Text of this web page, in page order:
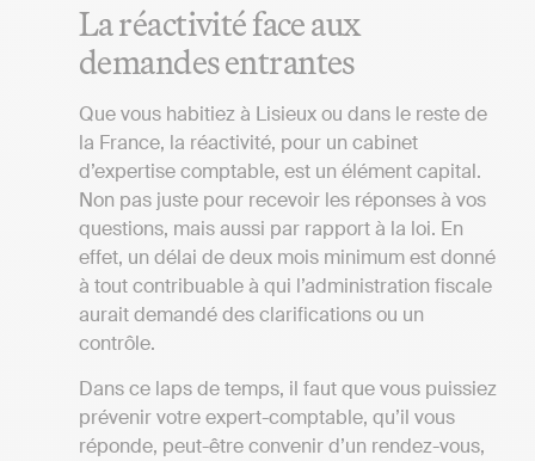
La réactivité face aux
demandes entrantes
Que vous habitiez à Lisieux ou dans le reste de
la France, la réactivité, pour un cabinet
d’expertise comptable, est un élément capital.
Non pas juste pour recevoir les réponses à vos
questions, mais aussi par rapport à la loi. En
effet, un délai de deux mois minimum est donné
à tout contribuable à qui l’administration fiscale
aurait demandé des clarifications ou un
contrôle.
Dans ce laps de temps, il faut que vous puissiez
prévenir votre expert-comptable, qu’il vous
réponde, peut-être convenir d’un rendez-vous,